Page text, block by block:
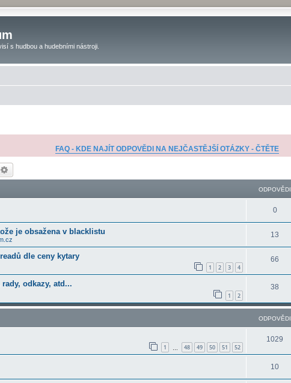
s hudbou a hudebními nástroji.
FAQ - KDE NAJÍT ODPOVĚDI NA NEJČASTĚJŠÍ OTÁZKY - ČTĚTE
ODPOVĚDI
0
je obsažena v blacklistu 13
dle ceny kytary
1 2 3 4
66
odkazy, atd...
1 2
38
ODPOVĚDI
1 48 49 50 51 52
1029
10